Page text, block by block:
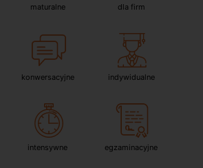
maturalne dla firm
konwersacyjne indywidualne
intensywne egzaminacyjne